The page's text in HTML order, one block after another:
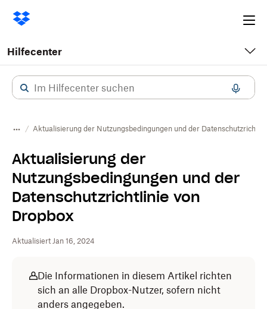
Hilfecenter
Aktualisierung der Nutzungsbedingungen und der
Aktualisierung der
Nutzungsbedingungen und der
Datenschutzrichtlinie von
Dropbox
Aktualisiert Jan 16, 2024
Die Informationen in diesem Artikel richten
sich an alle Dropbox-Nutzer, sofern nicht
anders angegeben.